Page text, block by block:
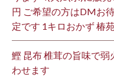
円 ご希望の方はDMお
定です 1キロおかず 椿
鰹 昆布 椎茸の旨味で弱
わせます